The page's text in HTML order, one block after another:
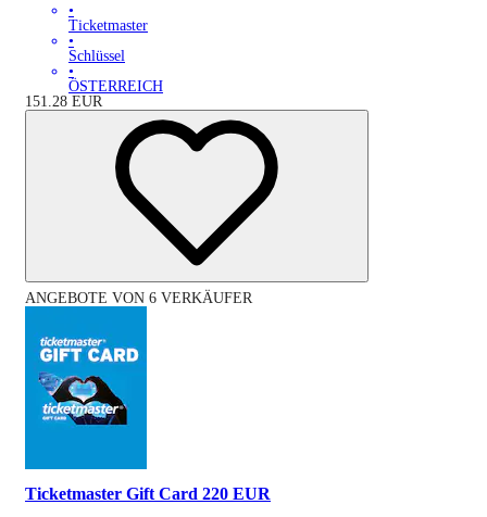
•
Ticketmaster
•
Schlüssel
•
ÖSTERREICH
151.28 EUR
ANGEBOTE VON 6 VERKÄUFER
Ticketmaster Gift Card 220 EUR